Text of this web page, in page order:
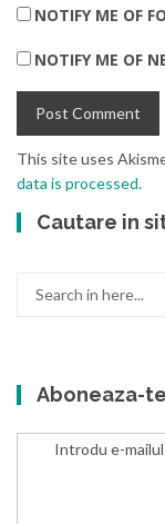
NOTIFY ME OF
NOTIFY ME OF
This site uses
data is processed.
Cautare in
Aboneaza-
Introdu e-